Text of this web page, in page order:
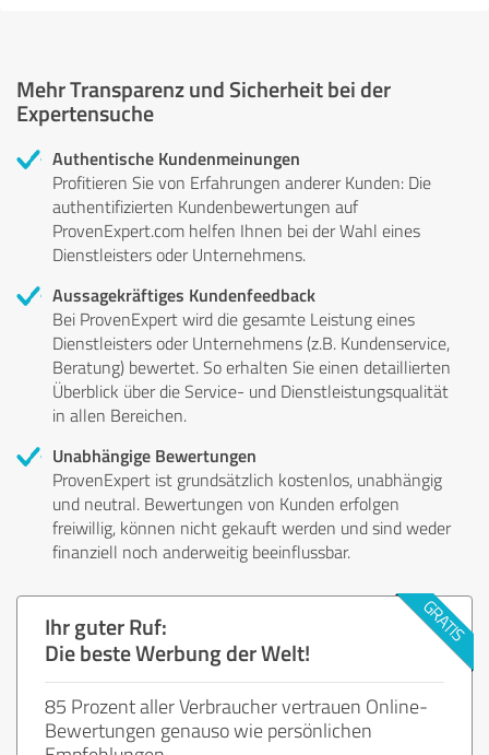
Mehr Transparenz und Sicherheit bei der
Expertensuche
Authentische Kundenmeinungen
Profitieren Sie von Erfahrungen anderer Kunden: Die
authentifizierten Kundenbewertungen auf
ProvenExpert.com helfen Ihnen bei der Wahl eines
Dienstleisters oder Unternehmens.
Aussagekräftiges Kundenfeedback
Bei ProvenExpert wird die gesamte Leistung eines
Dienstleisters oder Unternehmens (z.B. Kundenservice,
Beratung) bewertet. So erhalten Sie einen detaillierten
Überblick über die Service- und Dienstleistungsqualität
in allen Bereichen.
Unabhängige Bewertungen
ProvenExpert ist grundsätzlich kostenlos, unabhängig
und neutral. Bewertungen von Kunden erfolgen
freiwillig, können nicht gekauft werden und sind weder
finanziell noch anderweitig beeinflussbar.
Ihr guter Ruf:
Die beste Werbung der Welt!
85 Prozent aller Verbraucher vertrauen Online-
Bewertungen genauso wie persönlichen